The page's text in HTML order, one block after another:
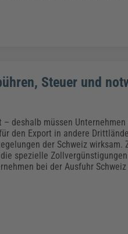
Steuer und
– deshalb müssen
den Export in andere
der Schweiz wirksam.
spezielle
bei der Ausfuhr